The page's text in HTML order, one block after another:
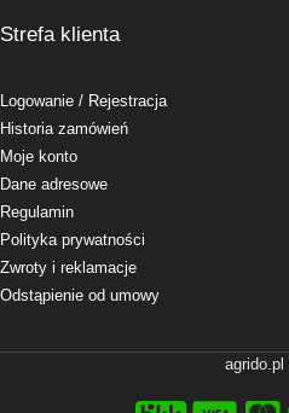
Strefa klienta
Logowanie / Rejestracja
Historia zamówień
Moje konto
Dane adresowe
Regulamin
Polityka prywatności
Zwroty i reklamacje
Odstąpienie od umowy
agrido.pl